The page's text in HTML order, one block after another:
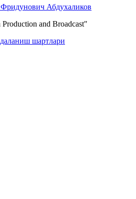
Абдухаликов
and Broadcast"
шартлари